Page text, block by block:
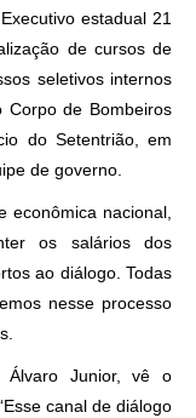
estadual 21
de cursos de
seletivos internos
de Bombeiros
do Setentrião, em
de governo.
econômica nacional,
os salários dos
ao diálogo. Todas
nesse processo
Álvaro Junior, vê o
canal de diálogo